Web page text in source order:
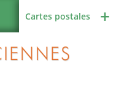
Cartes postales